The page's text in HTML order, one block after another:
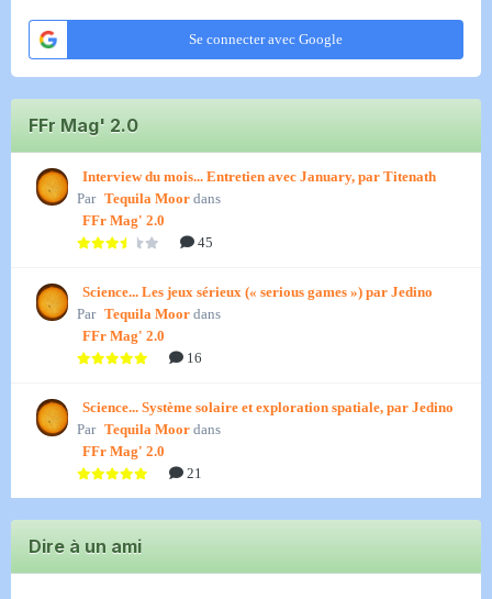
Se connecter avec Google
FFr Mag' 2.0
Interview du mois... Entretien avec January, par Titenath
Par Tequila Moor dans
FFr Mag' 2.0
45
Science... Les jeux sérieux (« serious games ») par Jedino
Par Tequila Moor dans
FFr Mag' 2.0
16
Science... Système solaire et exploration spatiale, par Jedino
Par Tequila Moor dans
FFr Mag' 2.0
21
Dire à un ami